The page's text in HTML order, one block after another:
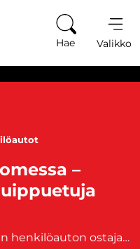
Hae Valikko
–
Juhlavuoden kunniaksi uuden henkilöauton ostajalle on tarjolla huippuetuja.